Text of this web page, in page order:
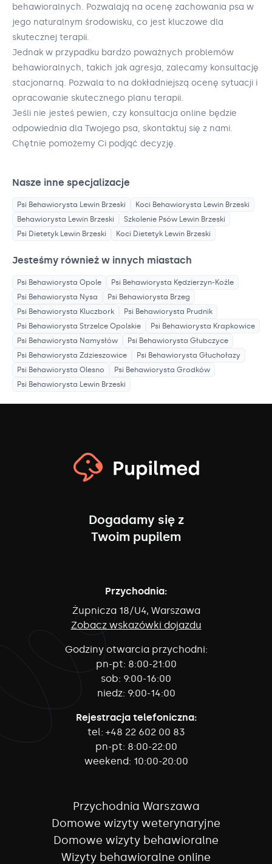
behawioralnych. Pozwalają na ocenę zachowania psa w
jego naturalnym środowisku, co jest kluczowe dla
skutecznej terapii.
Jednak w przypadku bardzo poważnych problemów
behawioralnych, takich jak agresja, zalecamy konsultację
stacjonarną. Pozwala to na dokładniejszą ocenę sytuacji i
opracowanie skutecznego planu terapii.
Jeśli nie jesteś pewien, czy konsultacja online będzie
odpowiednia dla Twojego psa, skontaktuj się z nami.
Chętnie pomożemy Ci podjąć decyzję.
Nasze inne specjalizacje
Psi Behawiorysta Lewin Brzeski Koci Behawiorysta Lewin Brzeski
Behawiorysta Lewin Brzeski Szkolenie Psów Lewin Brzeski
Psi Dietetyk Lewin Brzeski Koci Dietetyk Lewin Brzeski
Jesteśmy również w innych miastach
Psi Behawiorysta Opole Psi Behawiorysta Kędzierzyn-Koźle
Psi Behawiorysta Nysa Psi Behawiorysta Brzeg
Psi Behawiorysta Kluczbork Psi Behawiorysta Prudnik
Psi Behawiorysta Strzelce Opolskie Psi Behawiorysta Krapkowice
Psi Behawiorysta Namysłów Psi Behawiorysta Głubczyce
Psi Behawiorysta Zdzieszowice Psi Behawiorysta Głuchołazy
Psi Behawiorysta Olesno Psi Behawiorysta Grodków
Psi Behawiorysta Lewin Brzeski
Dogadamy się z
Twoim pupilem
Przychodnia:
Żupnicza 18/U4, Warszawa
Zobacz wskazówki dojazdu
Godziny otwarcia przychodni:
pn-pt: 8:00-21:00
sob: 9:00-16:00
niedz: 9:00-14:00
Rejestracja telefoniczna:
tel: +48 22 602 00 83
pn-pt: 8:00-22:00
weekend: 10:00-20:00
Przychodnia Warszawa
Domowe wizyty weterynaryjne
Domowe wizyty behawioralne
Wizyty behawioralne online